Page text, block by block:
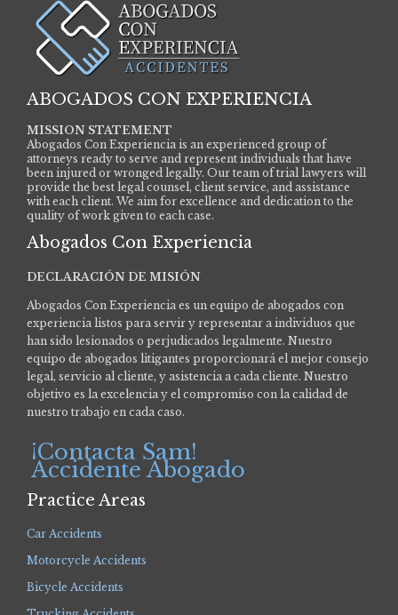
ABOGADOS CON EXPERIENCIA
MISSION STATEMENT
Abogados Con Experiencia is an experienced group of
attorneys ready to serve and represent individuals that have
been injured or wronged legally. Our team of trial lawyers will
provide the best legal counsel, client service, and assistance
with each client. We aim for excellence and dedication to the
quality of work given to each case.
Abogados Con Experiencia
DECLARACIÓN DE MISIÓN
Abogados Con Experiencia es un equipo de abogados con
experiencia listos para servir y representar a individuos que
han sido lesionados o perjudicados legalmente. Nuestro
equipo de abogados litigantes proporcionará el mejor consejo
legal, servicio al cliente, y asistencia a cada cliente. Nuestro
objetivo es la excelencia y el compromiso con la calidad de
nuestro trabajo en cada caso.
¡Contacta Sam!
Accidente Abogado
Practice Areas
Car Accidents
Motorcycle Accidents
Bicycle Accidents